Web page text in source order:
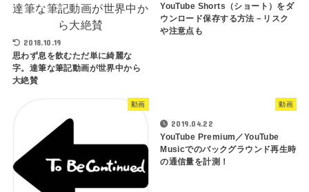
2018.10.19
思わず息を飲むただ単に綺麗な
字。達筆な筆記動画が世界中から
大絶賛
YouTube Shorts（ショート）をダ
ウンロード保存する方法－リスク
や注意点も
動画 動画
2019.04.22
YouTube Premium／YouTube
Musicでのバックグラウンド再生時
の通信量を計測！